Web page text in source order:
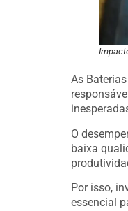
As
O
baixa
Por isso,
essencial